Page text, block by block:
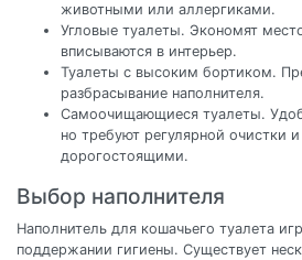
животными или аллергиками.
Угловые туалеты. Экономят
вписываются в интерьер.
Туалеты с высоким бортиком.
разбрасывание наполнителя.
Самоочищающиеся туалеты.
но требуют регулярной очистки
дорогостоящими.
Выбор наполнителя
Наполнитель для кошачьего туалета
поддержании гигиены. Существует